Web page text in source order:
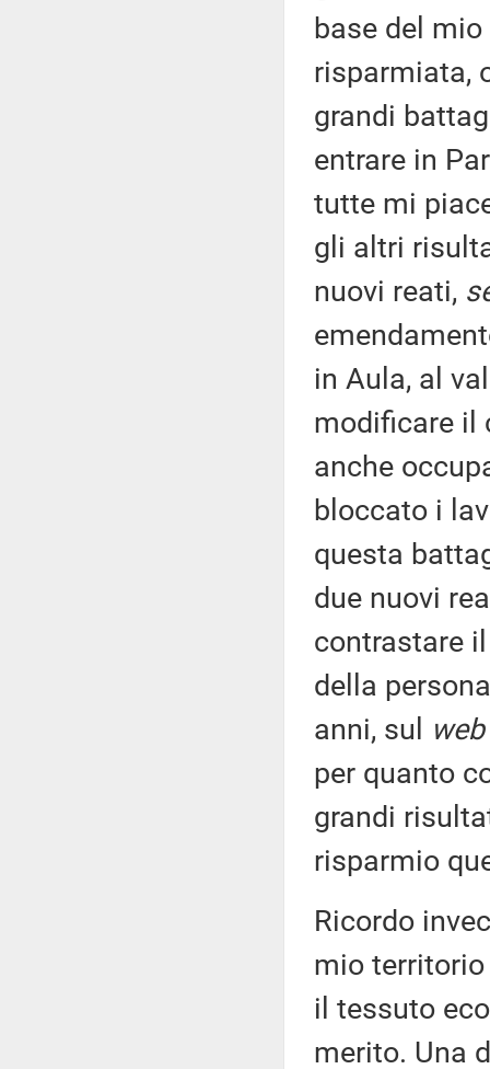
base del
risparmiata,
grandi
entrare in
tutte mi
gli altri
nuovi reati,
in Aula, al
modificare il
anche
bloccato i
questa
due nuovi
contrastare
della
anni, sul
per quanto
grandi
risparmio
Ricordo
mio territorio
il tessuto
merito. Una